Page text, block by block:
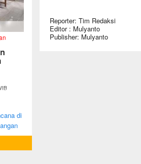
Reporter: Tim Redaksi
Editor : Mulyanto
Publisher: Mulyanto
24
di